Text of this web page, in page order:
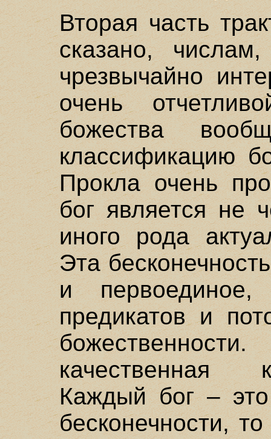
Вторая часть
сказано,
чрезвычайно
очень
божества
классификацию
Прокла очень
бог является не
иного рода
Эта
и
предикатов и
качественная
Каждый бог –
бесконечности,